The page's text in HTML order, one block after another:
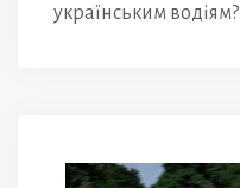
українським водіям?